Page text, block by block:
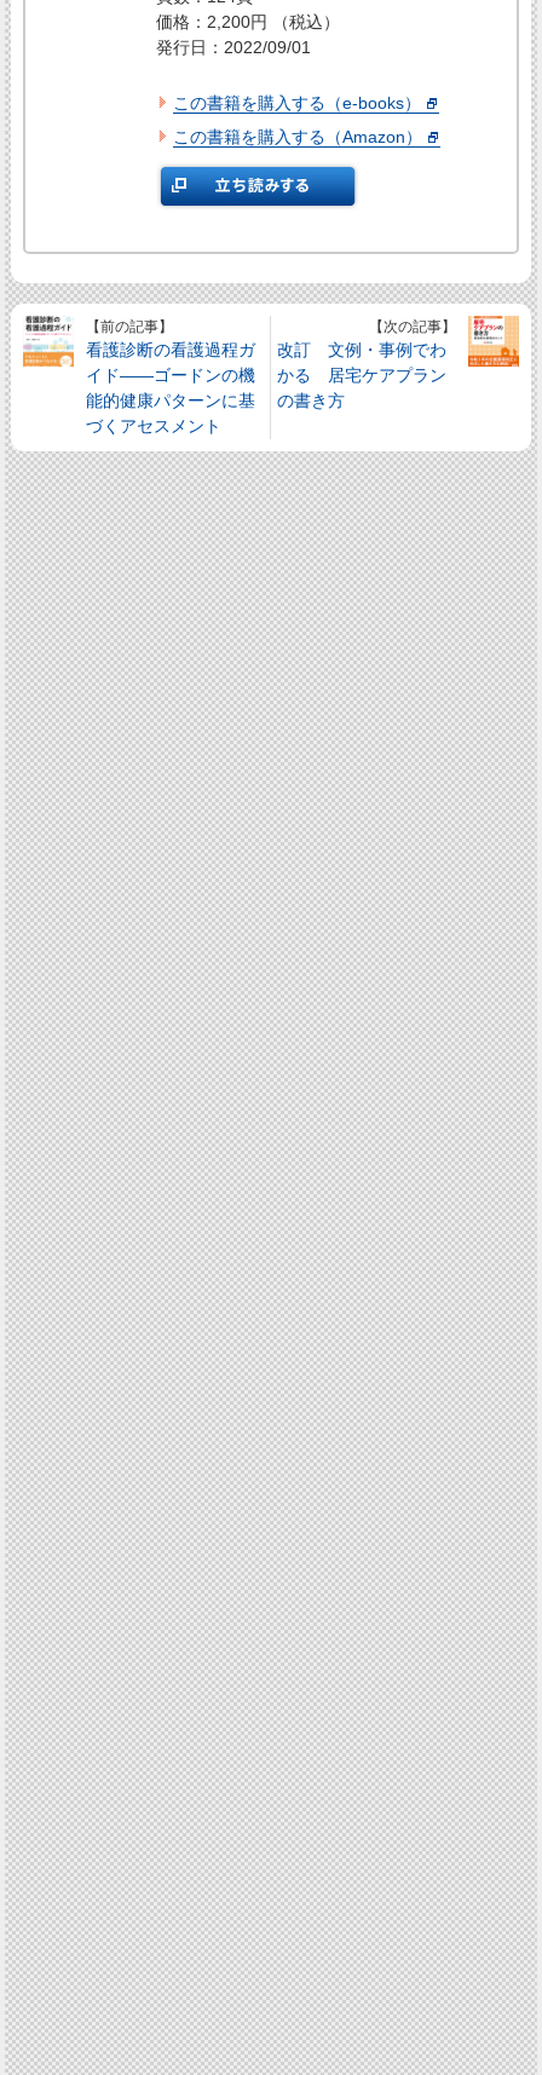
価格：2,200円 （税込）
発行日：2022/09/01
この書籍を購入する（e-books）
この書籍を購入する（Amazon）
【前の記事】
看護診断の看護過程ガ
イド――ゴードンの機
能的健康パターンに基
づくアセスメント
【次の記事】
改訂 文例・事例でわ
かる 居宅ケアプラン
の書き方